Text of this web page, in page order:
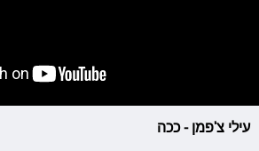
עילי צ'פמן - ככה